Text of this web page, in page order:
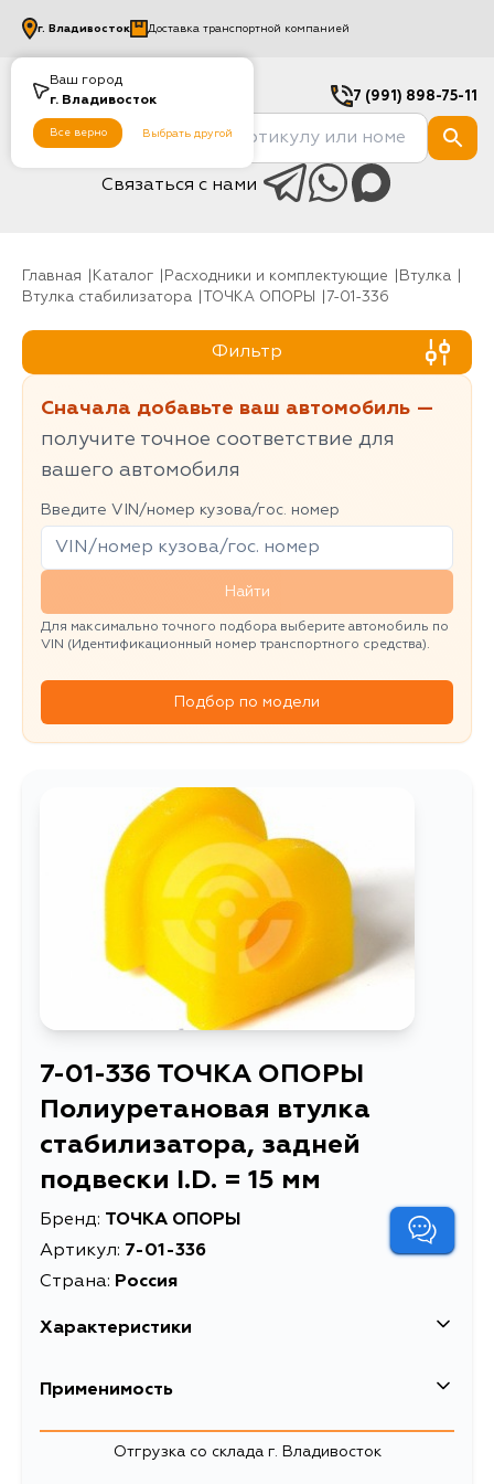
Ваш город
г. Владивосток
Все верно Выбрать другой
г. Владивосток Доставка транспортной компанией
7 (991) 898-75-11
Связаться с нами
Главная Каталог Расходники и комплектующие
Втулка
Втулка стабилизатора
ТОЧКА ОПОРЫ 7-01-336
Фильтр
Сначала добавьте ваш автомобиль —
получите точное соответствие для
вашего автомобиля
Введите VIN/номер кузова/гос. номер
Найти
Для максимально точного подбора выберите автомобиль по
VIN (Идентификационный номер транспортного средства).
Подбор по модели
7-01-336 ТОЧКА ОПОРЫ
Полиуретановая втулка
стабилизатора, задней
подвески I.D. = 15 мм
Бренд: ТОЧКА ОПОРЫ
Артикул: 7-01-336
Страна: Россия
Характеристики
EAN-13
Полиуретановая
Применимость
HondaОтгрузка со склада г. Владивосток